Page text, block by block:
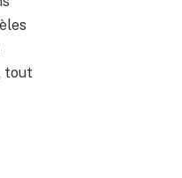
tout